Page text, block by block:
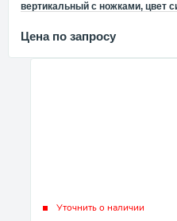
вертикальный с ножками, цвет
Цена по запросу
Уточнить о наличии